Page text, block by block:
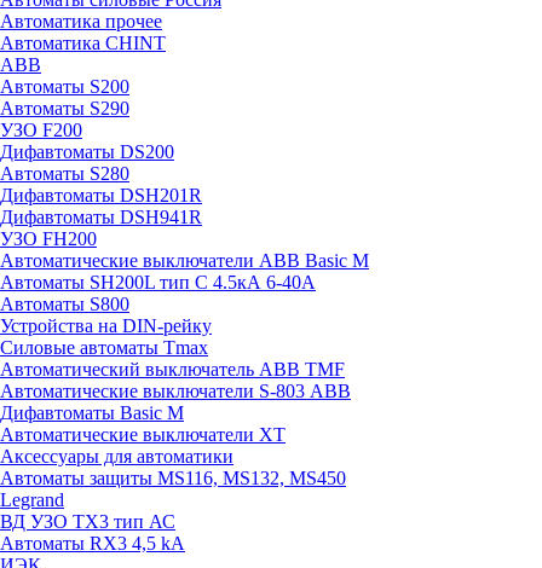
Автоматика прочее
Автоматика CHINT
ABB
Автоматы S200
Автоматы S290
УЗО F200
Дифавтоматы DS200
Автоматы S280
Дифавтоматы DSH201R
Дифавтоматы DSH941R
УЗО FH200
Автоматические выключатели ABB Basic M
Автоматы SH200L тип С 4.5кА 6-40А
Автоматы S800
Устройства на DIN-рейку
Силовые автоматы Tmax
Автоматический выключатель ABB TMF
Автоматические выключатели S-803 АВВ
Дифавтоматы Basic M
Автоматические выключатели XT
Аксессуары для автоматики
Автоматы защиты MS116, MS132, MS450
Legrand
ВД УЗО TX3 тип АС
Автоматы RX3 4,5 kA